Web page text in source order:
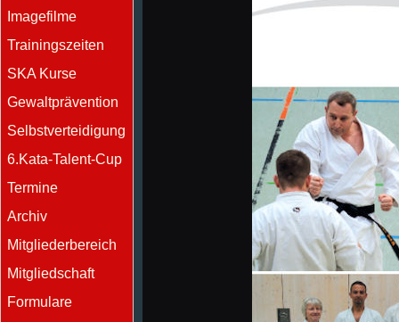
Imagefilme
Trainingszeiten
SKA Kurse
Gewaltprävention
Selbstverteidigung
6.Kata-Talent-Cup
Termine
Archiv
Mitgliederbereich
Mitgliedschaft
Formulare